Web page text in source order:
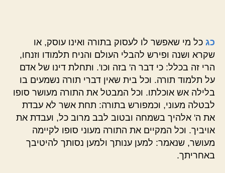
כג כל מי שאפשר לו לעסוק בתורה ואינו עוסק, או
שקרא ושנה ופירש להבלי העולם והניח תלמודו וזנחו,
הרי זה בכלל: כי דבר ה' בזה וכו'. ותחלת דינו של אדם
על תלמוד תורה. וכל בית שאין דברי תורה נשמעים בו
בלילה אש אוכלתו. וכל המבטל את התורה מעושר סופו
לבטלה מעוני, וכמפורש בתורה: תחת אשר לא עבדת
את ה' אלהיך בשמחה ובטוב לבב מרוב כל, ועבדת את
אויביך. וכל המקיים את התורה מעוני סופו לקיימה
מעושר, שנאמר: למען ענותך ולמען נסותך להיטיבך
באחריתך.